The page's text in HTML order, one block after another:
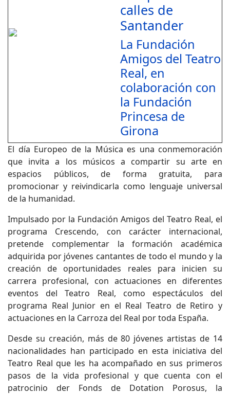
calles de
Santander
La Fundación
Amigos del Teatro
Real, en
colaboración con
la Fundación
Princesa de
Girona
El día Europeo de la Música es una conmemoración
que invita a los músicos a compartir su arte en
espacios públicos, de forma gratuita, para
promocionar y reivindicarla como lenguaje universal
de la humanidad.
Impulsado por la Fundación Amigos del Teatro Real, el
programa Crescendo, con carácter internacional,
pretende complementar la formación académica
adquirida por jóvenes cantantes de todo el mundo y la
creación de oportunidades reales para inicien su
carrera profesional, con actuaciones en diferentes
eventos del Teatro Real, como espectáculos del
programa Real Junior en el Real Teatro de Retiro y
actuaciones en la Carroza del Real por toda España.
Desde su creación, más de 80 jóvenes artistas de 14
nacionalidades han participado en esta iniciativa del
Teatro Real que les ha acompañado en sus primeros
pasos de la vida profesional y que cuenta con el
patrocinio der Fonds de Dotation Porosus, la